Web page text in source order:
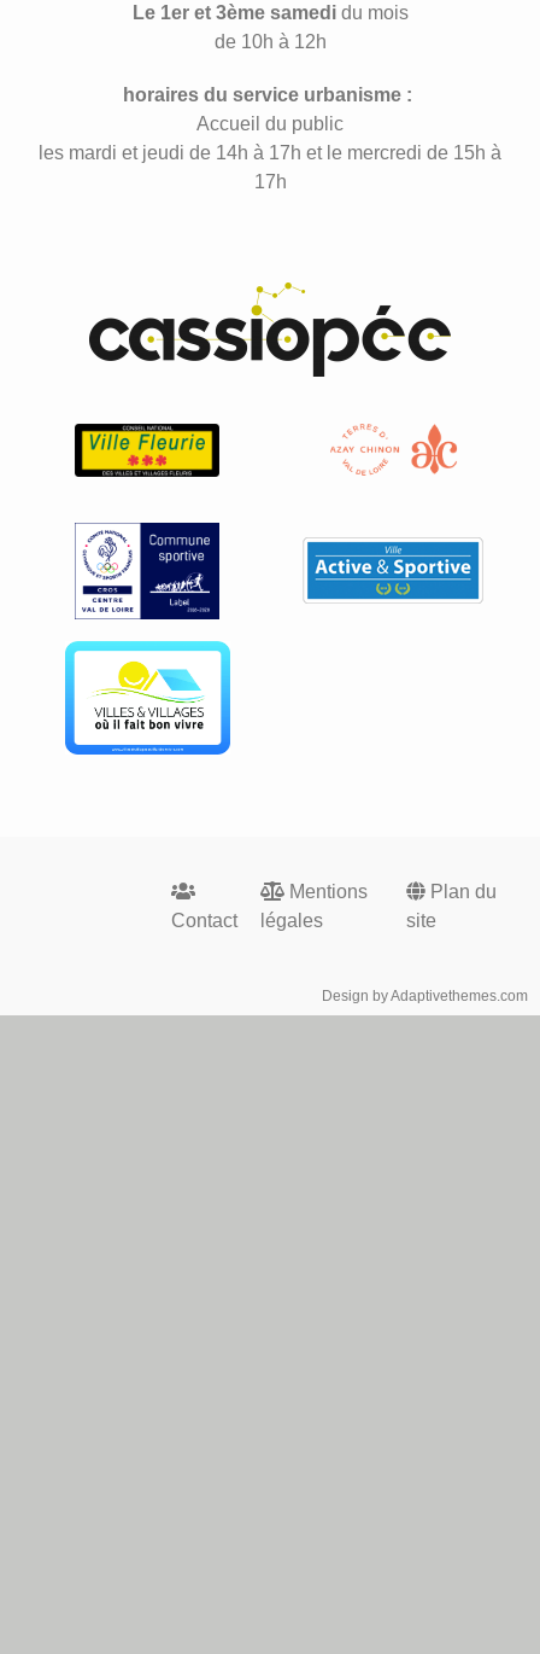
Le 1er et 3ème samedidu mois
de 10h à 12h
horaires du service urbanisme :
Accueil du public
les mardi et jeudi de 14h à 17h et le mercredi de 15h à
17h
Footer
menu
Contact
Mentions
légales
Plan du
site
Design by Adaptivethemes.com